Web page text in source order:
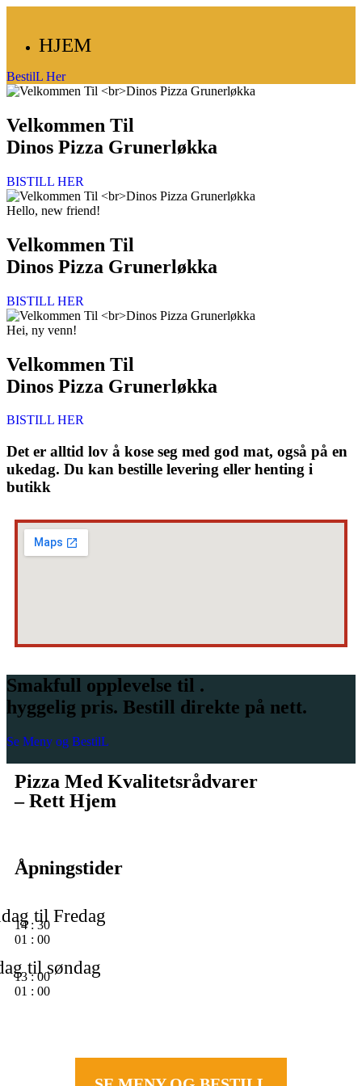
HJEM
BestilL Her
Velkommen Til
Dinos Pizza Grunerløkka
BISTILL HER
Hello, new friend!
Velkommen Til
Dinos Pizza Grunerløkka
BISTILL HER
Hei, ny venn!
Velkommen Til
Dinos Pizza Grunerløkka
BISTILL HER
Det er alltid lov å kose seg med god mat, også på en
ukedag. Du kan bestille levering eller henting i
butikk
Smakfull opplevelse til .
hyggelig pris. Bestill direkte på nett.
Se Meny og BestilL
Pizza Med Kvalitetsrådvarer
– Rett Hjem
Åpningstider
til Fredag
14 : 30
01 : 00
til søndag
13: 00
01 : 00